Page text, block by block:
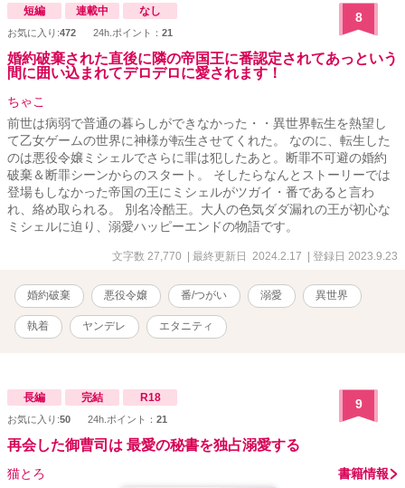
短編 連載中 なし
お気に入り:472 24h.ポイント： 21
8
婚約破棄された直後に隣の帝国王に番認定されてあっという
間に囲い込まれてデロデロに愛されます！
ちゃこ
前世は病弱で普通の暮らしができなかった・・異世界転生を熱望し
て乙女ゲームの世界に神様が転生させてくれた。 なのに、転生した
のは悪役令嬢ミシェルでさらに罪は犯したあと。断罪不可避の婚約
破棄＆断罪シーンからのスタート。 そしたらなんとストーリーでは
登場もしなかった帝国の王にミシェルがツガイ・番であると言わ
れ、絡め取られる。 別名冷酷王。大人の色気ダダ漏れの王が初心な
ミシェルに迫り、溺愛ハッピーエンドの物語です。
文字数 27,770 | 最終更新日 2024.2.17 | 登録日 2023.9.23
婚約破棄 悪役令嬢 番/つがい 溺愛 異世界
執着 ヤンデレ エタニティ
長編 完結 R18
お気に入り:50 24h.ポイント： 21
9
再会した御曹司は 最愛の秘書を独占溺愛する
猫とろ 書籍情報